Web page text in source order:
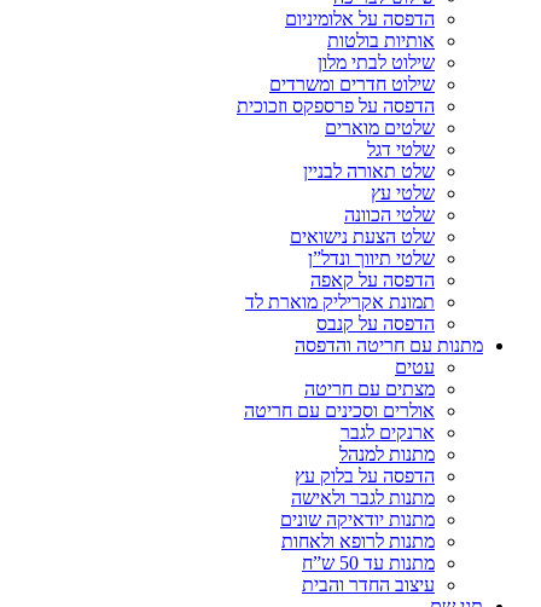
הדפסה על אלומיניום
אותיות בולטות
שילוט לבתי מלון
שילוט חדרים ומשרדים
הדפסה על פרספקס וזכוכית
שלטים מוארים
שלטי דגל
שלט תאורה לבניין
שלטי עץ
שלטי הכוונה
שלט הצעת נישואים
שלטי תיווך ונדל”ן
הדפסה על קאפה
תמונת אקריליק מוארת לד
הדפסה על קנבס
מתנות עם חריטה והדפסה
עטים
מצתים עם חריטה
אולרים וסכינים עם חריטה
ארנקים לגבר
מתנות למנהל
הדפסה על בלוק עץ
מתנות לגבר ולאישה
מתנות יודאיקה שונים
מתנות לרופא ולאחות
מתנות עד 50 ש”ח
עיצוב החדר והבית